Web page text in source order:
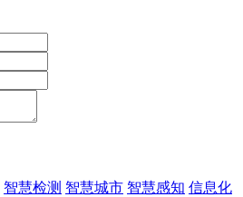
智慧检测 智慧城市 智慧感知 信息化